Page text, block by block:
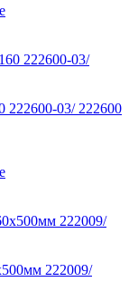
222600-03/ 222600
222009/